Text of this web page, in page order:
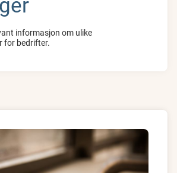
informasjon om ulike
for bedrifter.